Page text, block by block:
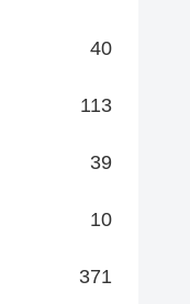
40
113
39
10
371